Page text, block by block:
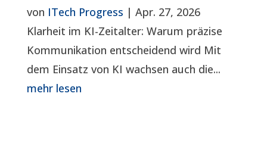
von ITech Progress | Apr. 27, 2026
Klarheit im KI-Zeitalter: Warum präzise
Kommunikation entscheidend wird Mit
dem Einsatz von KI wachsen auch die...
mehr lesen